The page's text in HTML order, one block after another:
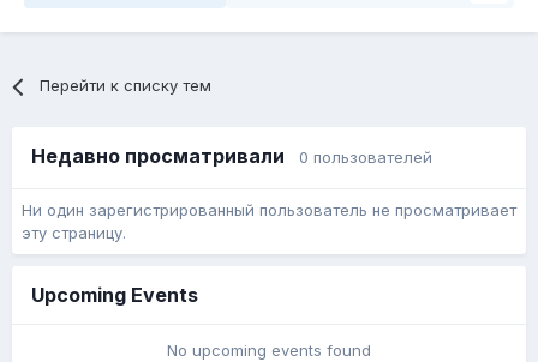
Перейти к списку тем
Недавно просматривали 0 пользователей
Ни один зарегистрированный пользователь не просматривает
эту страницу.
Upcoming Events
No upcoming events found